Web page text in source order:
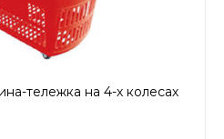
тележка на 4-х колесах